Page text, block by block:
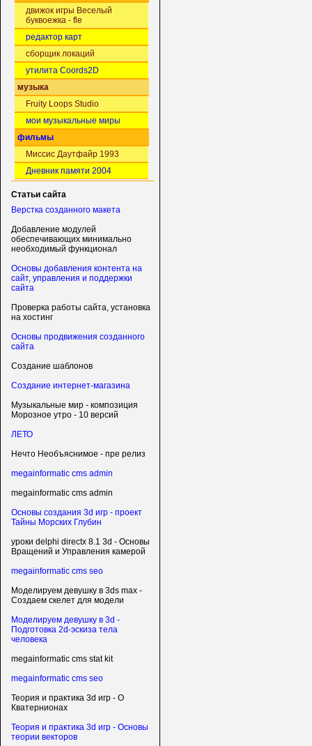
движок игры Веселый
буквоежка - fle
редактор карт
сборщик локаций
утилита Coords2D
музыка
Fruity Loops Studio
мои музыкальные миры
фильмы
Миссис Даутфайр 1993
Дневник памяти 2004
Статьи сайта
Верстка созданного макета
Добавление модулей
обеспечивающих минимально
необходимый функционал
Основы добавления контента на
сайт, управления и поддержки
сайта
Проверка работы сайта, установка
на хостинг
Основы продвижения созданного
сайта
Создание шаблонов
Создание интернет-магазина
Музыкальные мир - композиция
Морозное утро - 10 версий
ЛЕТО
Нечто Необъяснимое - пре релиз
megainformatic cms admin
megainformatic cms admin
Основы создания 3d игр - проект
Тайны Морских Глубин
уроки delphi directx 8.1 3d - Основы
Вращений и Управления камерой
megainformatic cms seo
Моделируем девушку в 3ds max -
Создаем скелет для модели
Моделируем девушку в 3d -
Подготовка 2d-эскиза тела
человека
megainformatic cms stat kit
megainformatic cms seo
Теория и практика 3d игр - О
Кватернионах
Теория и практика 3d игр - Основы
теории векторов